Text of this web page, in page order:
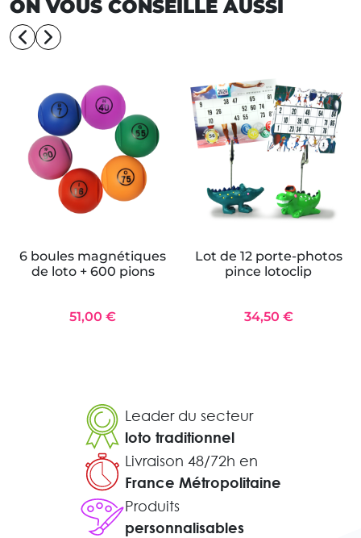
ON VOUS CONSEILLE AUSSI
6 boules magnétiques
de loto + 600 pions
51,00 €
Lot de 12 porte-photos
pince lotoclip
34,50 €
Leader du secteur
loto traditionnel
Livraison 48/72h en
France Métropolitaine
Produits
personnalisables